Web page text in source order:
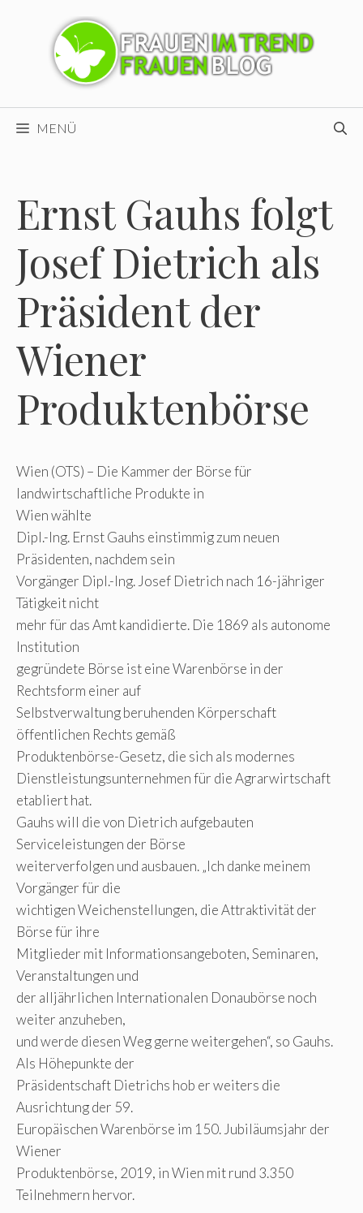
MENÜ
Ernst Gauhs folgt
Josef Dietrich als
Präsident der
Wiener
Produktenbörse
Wien (OTS) – Die Kammer der Börse für
landwirtschaftliche Produkte in
Wien wählte
Dipl.-Ing. Ernst Gauhs einstimmig zum neuen
Präsidenten, nachdem sein
Vorgänger Dipl.-Ing. Josef Dietrich nach 16-jähriger
Tätigkeit nicht
mehr für das Amt kandidierte. Die 1869 als autonome
Institution
gegründete Börse ist eine Warenbörse in der
Rechtsform einer auf
Selbstverwaltung beruhenden Körperschaft
öffentlichen Rechts gemäß
Produktenbörse-Gesetz, die sich als modernes
Dienstleistungsunternehmen für die Agrarwirtschaft
etabliert hat.
Gauhs will die von Dietrich aufgebauten
Serviceleistungen der Börse
weiterverfolgen und ausbauen. „Ich danke meinem
Vorgänger für die
wichtigen Weichenstellungen, die Attraktivität der
Börse für ihre
Mitglieder mit Informationsangeboten, Seminaren,
Veranstaltungen und
der alljährlichen Internationalen Donaubörse noch
weiter anzuheben,
und werde diesen Weg gerne weitergehen“, so Gauhs.
Als Höhepunkte der
Präsidentschaft Dietrichs hob er weiters die
Ausrichtung der 59.
Europäischen Warenbörse im 150. Jubiläumsjahr der
Wiener
Produktenbörse, 2019, in Wien mit rund 3.350
Teilnehmern hervor.